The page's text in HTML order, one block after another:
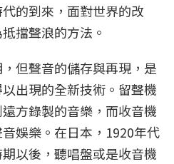
的到來，面對世界的改
擋聲浪的方法。
，但聲音的儲存與再現，是
出現的全新技術。留聲機
方錄製的音樂，而收音機
娛樂。在日本，1920年代
以後，聽唱盤或是收音機